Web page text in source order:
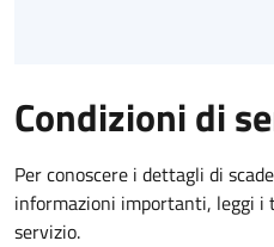
Condizioni di
Per conoscere i dettagli di
informazioni importanti, leggi i
servizio.